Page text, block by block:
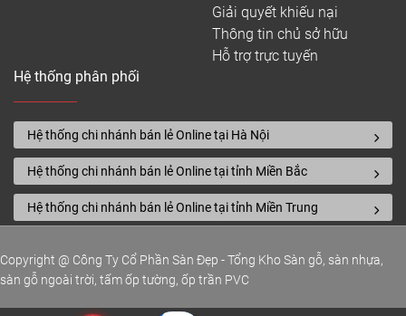
380 x 190 x
8
920.000
Quickstep
Impressive Ultra
12
1.250.000
– Trên đây là báo giá hoàn thiện đã bao gồm chi
keo, vít.
– Đơn giá trên chưa bao gồm phụ kiện: nẹp, len
chân tường
Giải quyết khiếu nại
Thông tin chủ sở hữu
Hỗ trợ trực tuyến
Hệ thống phân phối
Hệ thống chi nhánh bán lẻ Online tại Hà Nội
Hệ thống chi nhánh bán lẻ Online tại tỉnh Miền Bắc
Hệ thống chi nhánh bán lẻ Online tại tỉnh Miền Trung
Copyright @ Công Ty Cổ Phần Sàn Đẹp - Tổng Kho Sàn gỗ, sàn nhựa,
sàn gỗ ngoài trời, tấm ốp tường, ốp trần PVC